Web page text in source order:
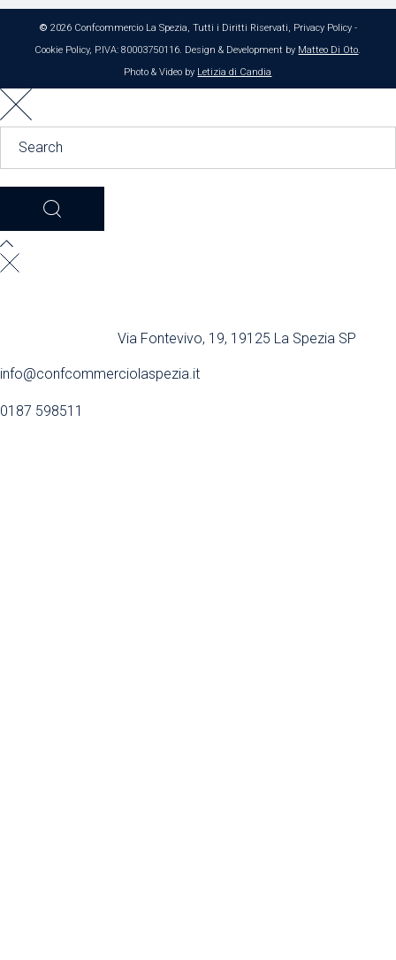
© 2026 Confcommercio La Spezia, Tutti i Diritti Riservati, Privacy Policy-
Cookie Policy, P.IVA: 80003750116. Design & Development by Matteo Di Oto.
Photo & Video by Letizia di Candia
Via Fontevivo, 19, 19125 La Spezia SP
info@confcommerciolaspezia.it
0187 598511